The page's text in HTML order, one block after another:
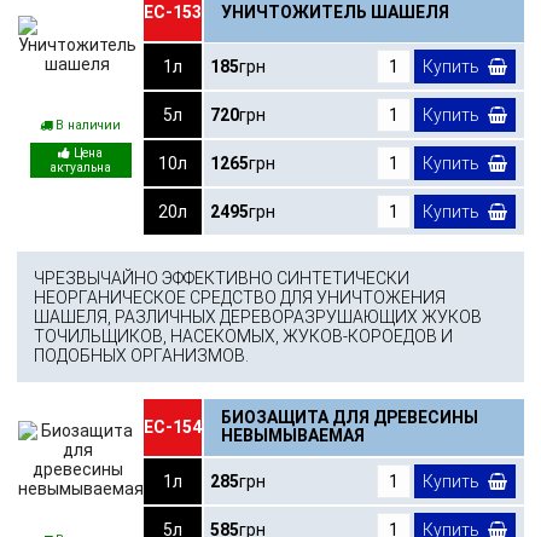
В наличии
ЕС-153 УНИЧТОЖИТЕЛЬ ШАШЕЛЯ
1л 185грн Купить
5л 720грн Купить
10л 1265грн Купить
20л 2495грн Купить
ЧРЕЗВЫЧАЙНО ЭФФЕКТИВНО СИНТЕТИЧЕСКИ
НЕОРГАНИЧЕСКОЕ СРЕДСТВО ДЛЯ УНИЧТОЖЕНИЯ
ШАШЕЛЯ, РАЗЛИЧНЫХ ДЕРЕВОРАЗРУШАЮЩИХ ЖУКОВ
ТОЧИЛЬЩИКОВ, НАСЕКОМЫХ, ЖУКОВ-КОРОЕДОВ И
ПОДОБНЫХ ОРГАНИЗМОВ.
ЕС-154
БИОЗАЩИТА ДЛЯ ДРЕВЕСИНЫ
НЕВЫМЫВАЕМАЯ
1л 285грн Купить
5л 585грн Купить